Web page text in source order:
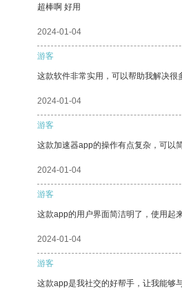
超棒啊 好用
2024-01-04
游客
这款软件非常实用，可以帮助我解决很
2024-01-04
游客
这款加速器app的操作有点复杂，可以
2024-01-04
游客
这款app的用户界面简洁明了，使用起
2024-01-04
游客
这款app是我社交的好帮手，让我能够